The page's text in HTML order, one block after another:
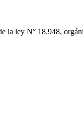
la ley N° 18.948,